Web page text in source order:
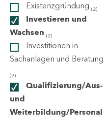
Existenzgründung (2)
Investieren und
Wachsen (2)
Investitionen in
Sachanlagen und Beratung
(2)
Qualifizierung/Aus-
und
Weiterbildung/Personal